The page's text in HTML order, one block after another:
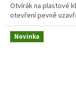
Otvírák na plastové
otevření pevně
Novinka